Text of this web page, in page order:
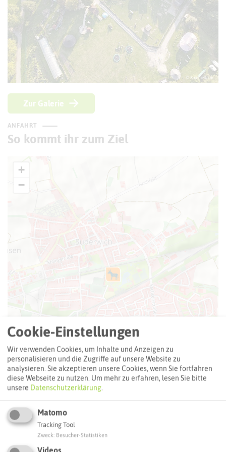
© Bauspielfarm
Zur Galerie
ANFAHRT
So kommt ihr zum Ziel
+
−
Adresse:
Bauspielfarm Recklinghausen
Cookie-Einstellungen
Wir verwenden Cookies, um Inhalte und Anzeigen zu
personalisieren und die Zugriffe auf unsere Website zu
analysieren. Sie akzeptieren unsere Cookies, wenn Sie fortfahren
diese Webseite zu nutzen. Um mehr zu erfahren, lesen Sie bitte
unsere Datenschutzerklärung.
Matomo
Tracking Tool
Zweck Besucher-Statistiken